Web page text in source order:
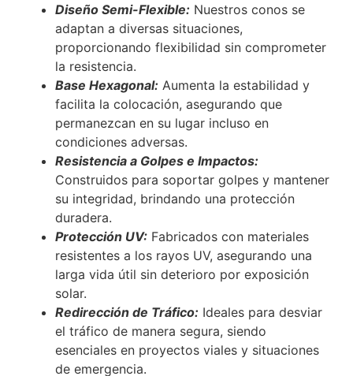
Diseño Semi-Flexible: Nuestros conos se
adaptan a diversas situaciones,
proporcionando flexibilidad sin comprometer
la resistencia.
Base Hexagonal: Aumenta la estabilidad y
facilita la colocación, asegurando que
permanezcan en su lugar incluso en
condiciones adversas.
Resistencia a Golpes e Impactos:
Construidos para soportar golpes y mantener
su integridad, brindando una protección
duradera.
Protección UV: Fabricados con materiales
resistentes a los rayos UV, asegurando una
larga vida útil sin deterioro por exposición
solar.
Redirección de Tráfico: Ideales para desviar
el tráfico de manera segura, siendo
esenciales en proyectos viales y situaciones
de emergencia.